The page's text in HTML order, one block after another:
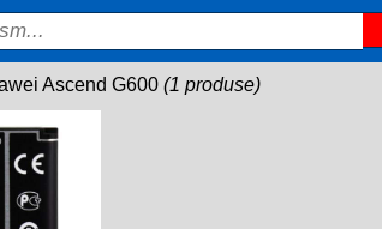
Ascend G600 (1 produse)